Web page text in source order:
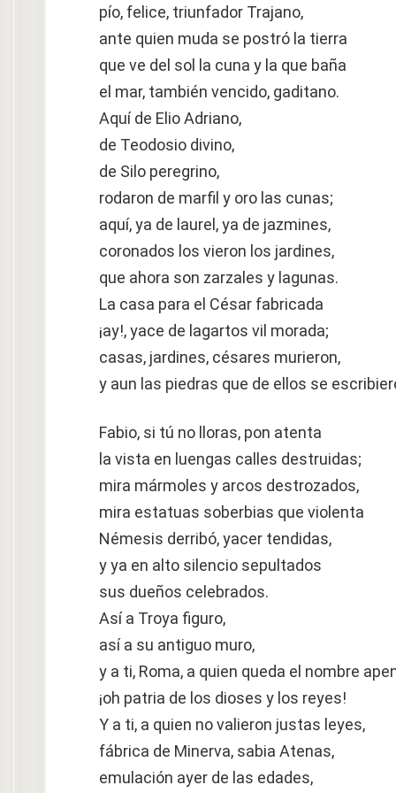
pío, felice, triunfador Trajano,
ante quien muda se postró la tierra
que ve del sol la cuna y la que baña
el mar, también vencido, gaditano.
Aquí de Elio Adriano,
de Teodosio divino,
de Silo peregrino,
rodaron de marfil y oro las cunas;
aquí, ya de laurel, ya de jazmines,
coronados los vieron los jardines,
que ahora son zarzales y lagunas.
La casa para el César fabricada
¡ay!, yace de lagartos vil morada;
casas, jardines, césares murieron,
y aun las piedras que de ellos se
Fabio, si tú no lloras, pon atenta
la vista en luengas calles destruidas;
mira mármoles y arcos destrozados,
mira estatuas soberbias que violenta
Némesis derribó, yacer tendidas,
y ya en alto silencio sepultados
sus dueños celebrados.
Así a Troya figuro,
así a su antiguo muro,
y a ti, Roma, a quien queda el nombre
¡oh patria de los dioses y los reyes!
Y a ti, a quien no valieron justas leyes,
fábrica de Minerva, sabia Atenas,
emulación ayer de las edades,